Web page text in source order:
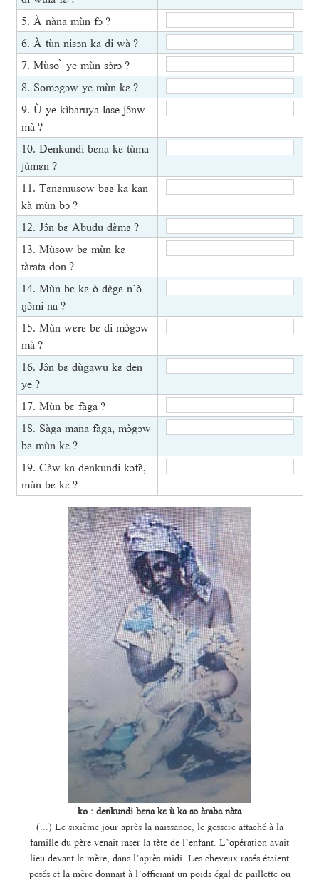
5. À nàna mùn fɔ ?
6. À tùn nisɔn ka di wà ?
7. Mùso ̀ ye mùn sɔ̀rɔ ?
8. Somɔgɔw ye mùn kɛ ?
9. Ù ye kìbaruya lase jɔ̂nw
mà ?
10. Denkundi bɛna kɛ tùma
jùmɛn ?
11. Tɛnɛmusow bɛɛ ka kan
kà mùn bɔ ?
12. Jɔ̂n bɛ Abudu dɛ̀mɛ ?
13. Mùsow bɛ mùn kɛ
tàrata don ?
14. Mùn bɛ kɛ ò dɛ̀gɛ n’ò
ŋɔ̀mi na ?
15. Mùn wɛrɛ bɛ di mɔ̀gɔw
mà ?
16. Jɔ̂n bɛ dùgawu kɛ den
ye ?
17. Mùn bɛ fàga ?
18. Sàga mana fàga, mɔ̀gɔw
bɛ mùn kɛ ?
19. Cɛ̀w ka denkundi kɔfɛ̀,
mùn bɛ kɛ ?
ko : denkundi bɛna kɛ ù ka so àraba nàta
(...) Le sixième jour après la naissance, le gessere attaché à la
famille du père venait raser la tète de l’enfant. L’opération avait
lieu devant la mère, dans l’après-midi. Les cheveux rasés étaient
pesés et la mère donnait à l’officiant un poids égal de paillette ou